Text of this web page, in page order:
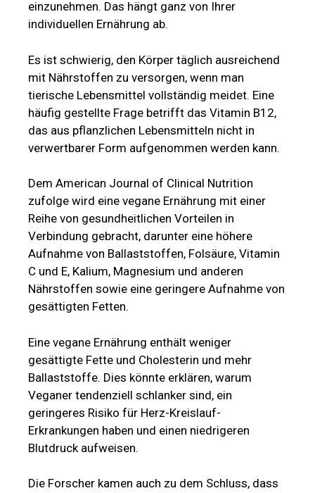
einzunehmen. Das hängt ganz von Ihrer
individuellen Ernährung ab.
Es ist schwierig, den Körper täglich ausreichend
mit Nährstoffen zu versorgen, wenn man
tierische Lebensmittel vollständig meidet. Eine
häufig gestellte Frage betrifft das Vitamin B12,
das aus pflanzlichen Lebensmitteln nicht in
verwertbarer Form aufgenommen werden kann.
Dem American Journal of Clinical Nutrition
zufolge wird eine vegane Ernährung mit einer
Reihe von gesundheitlichen Vorteilen in
Verbindung gebracht, darunter eine höhere
Aufnahme von Ballaststoffen, Folsäure, Vitamin
C und E, Kalium, Magnesium und anderen
Nährstoffen sowie eine geringere Aufnahme von
gesättigten Fetten.
Eine vegane Ernährung enthält weniger
gesättigte Fette und Cholesterin und mehr
Ballaststoffe. Dies könnte erklären, warum
Veganer tendenziell schlanker sind, ein
geringeres Risiko für Herz-Kreislauf-
Erkrankungen haben und einen niedrigeren
Blutdruck aufweisen.
Die Forscher kamen auch zu dem Schluss, dass